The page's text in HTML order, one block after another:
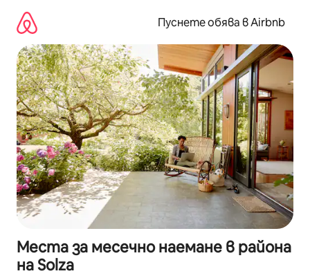
съдържанието
Пуснете обява в Airbnb
Места за месечно наемане в района
на Solza